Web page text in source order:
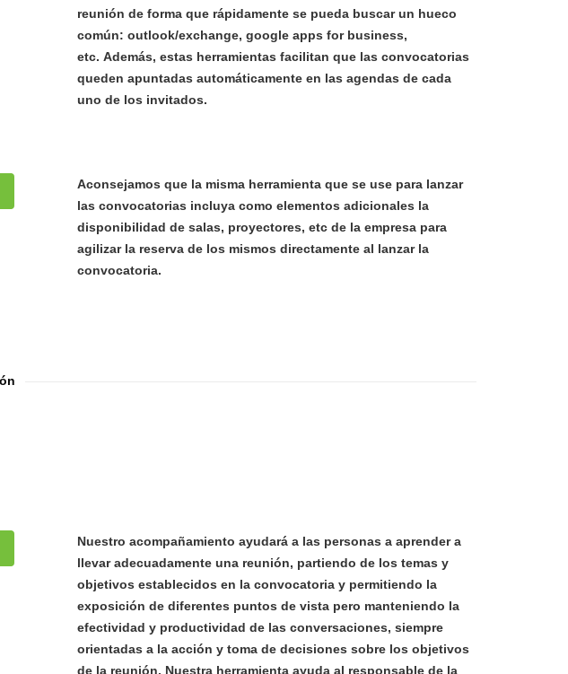
reunión de forma que rápidamente se pueda buscar un hueco
común: outlook/exchange, google apps for business,
etc. Además, estas herramientas facilitan que las convocatorias
queden apuntadas automáticamente en las agendas de cada
uno de los invitados.
Aconsejamos que la misma herramienta que se use para lanzar
las convocatorias incluya como elementos adicionales la
disponibilidad de salas, proyectores, etc de la empresa para
agilizar la reserva de los mismos directamente al lanzar la
convocatoria.
Nuestro acompañamiento ayudará a las personas a aprender a
llevar adecuadamente una reunión, partiendo de los temas y
objetivos establecidos en la convocatoria y permitiendo la
exposición de diferentes puntos de vista pero manteniendo la
efectividad y productividad de las conversaciones, siempre
orientadas a la acción y toma de decisiones sobre los objetivos
de la reunión. Nuestra herramienta ayuda al responsable de la